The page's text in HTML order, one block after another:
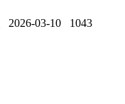
2026-03-10 1043